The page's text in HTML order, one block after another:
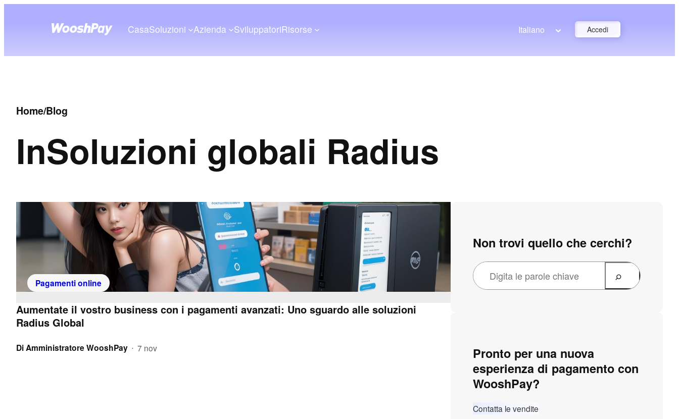
CasaSoluzioni Azienda SviluppatoriRisorse Italiano Accedi
Home/Blog
InSoluzioni globali Radius
Pagamenti online
Aumentate il vostro business con i pagamenti avanzati: Uno sguardo alle soluzioni
Radius Global
DiAmministratore WooshPay • 7 nov
Non trovi quello che cerchi?
Pronto per una nuova
esperienza di pagamento con
WooshPay?
Contatta le vendite